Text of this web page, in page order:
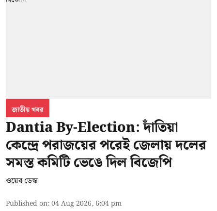
জাতীয় খবর
Dantia By-Election: দাঁতিয়া
কেন্দ্রে পরাজয়ের পরেই জেলায় দলের
সমস্ত কমিটি ভেঙে দিল বিজেপি
ওয়েব ডেস্ক
Published on:04 Aug 2026, 6:04 pm